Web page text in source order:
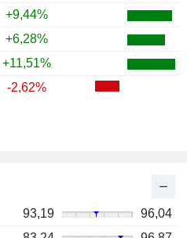
+9,44%
+6,28%
+11,51%
-2,62%
93,19
96,04